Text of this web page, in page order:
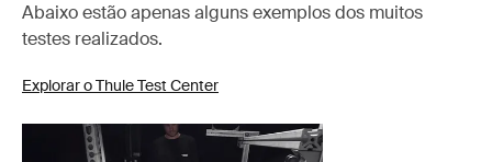
Abaixo estão apenas alguns exemplos dos muitos
testes realizados.
Explorar o Thule Test Center